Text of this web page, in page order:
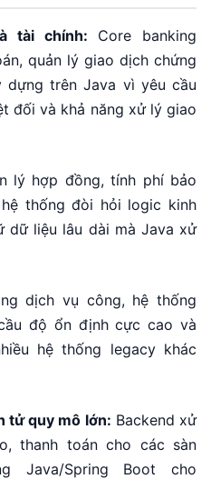
tài chính: Core banking
quản lý giao dịch chứng
dựng trên Java vì yêu cầu
đối và khả năng xử lý giao
lý hợp đồng, tính phí bảo
thống đòi hỏi logic kinh
dữ liệu lâu dài mà Java xử
dịch vụ công, hệ thống
độ ổn định cực cao và
hệ thống legacy khác
tử quy mô lớn: Backend xử
thanh toán cho các sàn
Java/Spring Boot cho